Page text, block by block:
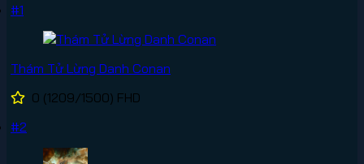
#1
Thám Tử Lừng Danh Conan
0 (1209/1500) FHD
#2